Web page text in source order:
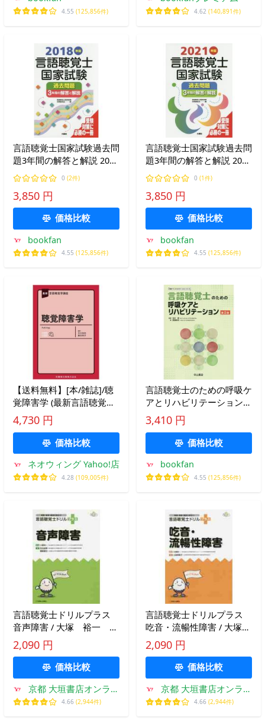
4.55 (125,856件) 4.62 (140,891件)
言語聴覚士国家試験過去問
題3年間の解答と解説 2018
年版/言語聴覚士国家試験
対策委員会
0 (2件)
3,850 円
価格比較
bookfan
4.55 (125,856件)
言語聴覚士国家試験過去問
題3年間の解答と解説 2021
年版/言語聴覚士国家試験
対策委員会
0 (1件)
3,850 円
価格比較
bookfan
4.55 (125,856件)
【送料無料】[本/雑誌]/聴
覚障害学 (最新言語聴覚学
講座)/中川尚志/編著 廣田
栄子/編著
4,730 円
価格比較
ネオウィング Yahoo!店
4.28 (109,005件)
言語聴覚士のための呼吸ケ
アとリハビリテーション/
石川朗/野原幹司
3,410 円
価格比較
bookfan
4.55 (125,856件)
言語聴覚士ドリルプラス
音声障害 / 大塚 裕一 編
集
2,090 円
価格比較
京都 大垣書店オンライ
ン
4.66 (2,944件)
言語聴覚士ドリルプラス
吃音・流暢性障害 / 大塚
裕一 編集
2,090 円
価格比較
京都 大垣書店オンライ
ン
4.66 (2,944件)